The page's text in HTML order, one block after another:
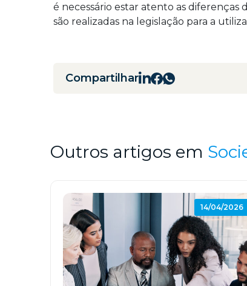
é necessário estar atento as diferenças
são realizadas na legislação para a
Compartilhar
Outros artigos em
14/04/2026